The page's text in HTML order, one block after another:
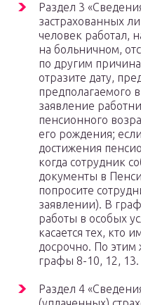
Раздел 3
застрахованных
человек работал,
на больничном,
по другим
отразите дату,
предполагаемого
заявление
пенсионного
его рождения;
достижения
когда сотрудник
документы в
попросите
заявлении). В
работы в особых
касается тех, кто
досрочно. По этим
графы 8-10, 12, 13.
Раздел 4